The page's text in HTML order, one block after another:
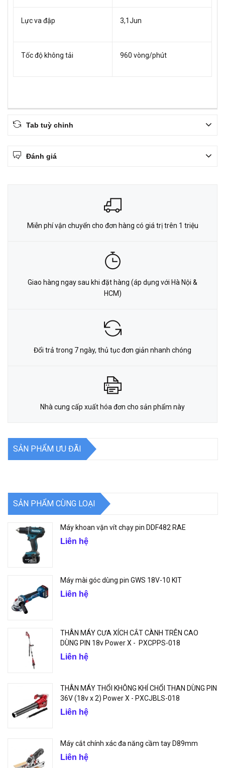
Lực va đập 3,1Jun
Tốc độ không tải 960 vòng/phút
Tab tuỳ chỉnh
Đánh giá
Miễn phí vận chuyển cho đơn hàng có giá trị trên 1 triệu
Giao hàng ngay sau khi đặt hàng (áp dụng với Hà Nội &
HCM)
Đổi trả trong 7 ngày, thủ tục đơn giản nhanh chóng
Nhà cung cấp xuất hóa đơn cho sản phẩm này
SẢN PHẨM ƯU ĐÃI
SẢN PHẨM CÙNG LOẠI
Máy khoan vặn vít chạy pin DDF482 RAE
Liên hệ
Máy mài góc dùng pin GWS 18V-10 KIT
Liên hệ
THÂN MÁY CƯA XÍCH CẮT CÀNH TRÊN CAO
DÙNG PIN 18v Power X - PXCPPS-018
Liên hệ
THÂN MÁY THỔI KHÔNG KHÍ CHỔI THAN DÙNG PIN
36V (18v x 2) Power X - PXCJBLS-018
Liên hệ
Máy cắt chính xác đa năng cầm tay D89mm
Liên hệ